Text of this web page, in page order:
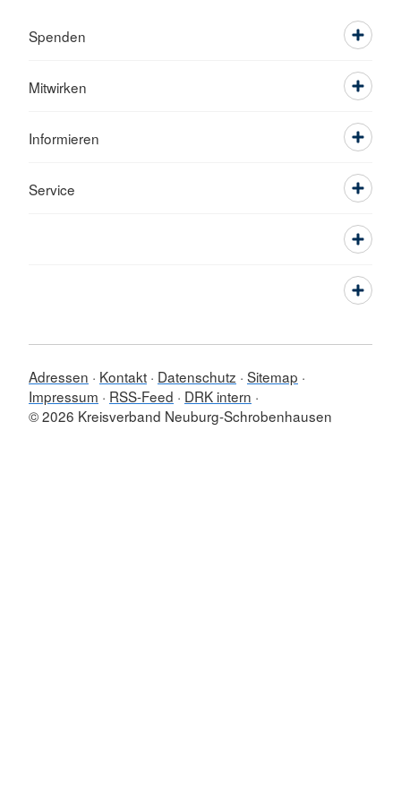
Spenden
Mitwirken
Informieren
Service
Adressen Kontakt Datenschutz Sitemap
Impressum
RSS-Feed
DRK intern
© 2026 Kreisverband Neuburg-Schrobenhausen